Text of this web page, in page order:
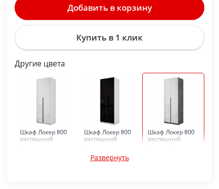
Добавить в корзину
Купить в 1 клик
Другие цвета
Шкаф Локер 800
распашной
Шкаф Локер 800
распашной
Шкаф Локер 800
распашной
Развернуть